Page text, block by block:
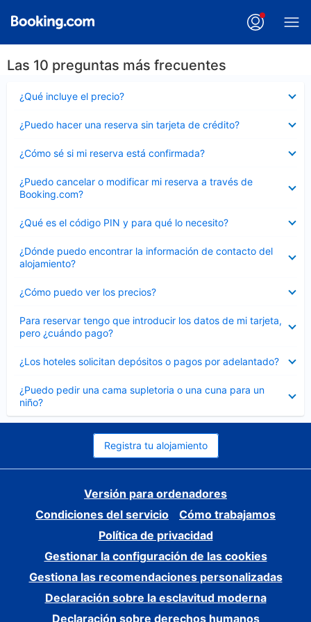
Las 10 preguntas más frecuentes
¿Qué incluye el precio?
cerrado
¿Puedo hacer una reserva sin tarjeta de crédito?
cerrado
¿Cómo sé si mi reserva está confirmada?
cerrado
¿Puedo cancelar o modificar mi reserva a través de
Booking.com?
cerrado
¿Qué es el código PIN y para qué lo necesito?
cerrado
¿Dónde puedo encontrar la información de contacto del
alojamiento?
cerrado
¿Cómo puedo ver los precios?
cerrado
Para reservar tengo que introducir los datos de mi tarjeta,
pero ¿cuándo pago?
cerrado
¿Los hoteles solicitan depósitos o pagos por adelantado?
cerrado
¿Puedo pedir una cama supletoria o una cuna para un
niño?
cerrado
Registra tu alojamiento
Versión para ordenadores
Condiciones del servicio
Cómo trabajamos
Política de privacidad
Gestionar la configuración de las cookies
Gestiona las recomendaciones personalizadas
Declaración sobre la esclavitud moderna
Declaración sobre derechos humanos